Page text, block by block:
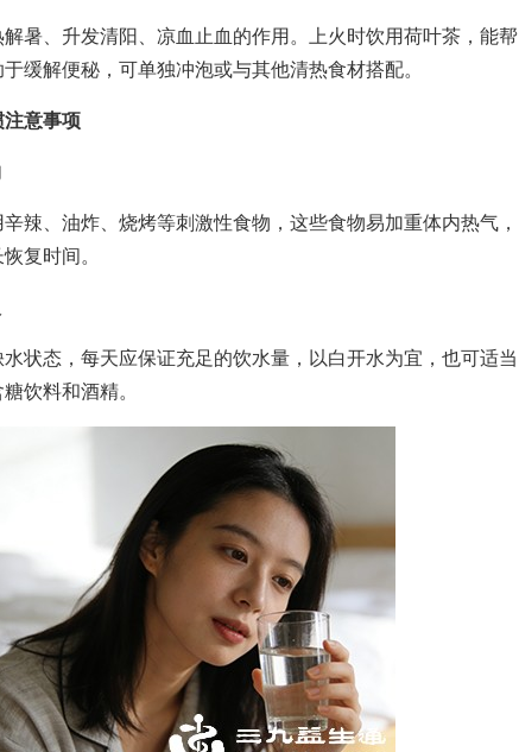
、升发清阳、凉血止血的作用。上火时饮用荷叶茶，能帮
缓解便秘，可单独冲泡或与其他清热食材搭配。
意事项
、油炸、烧烤等刺激性食物，这些食物易加重体内热气，
复时间。
态，每天应保证充足的饮水量，以白开水为宜，也可适当
饮料和酒精。